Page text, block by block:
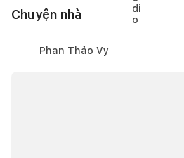
Chuyện nhà
Phan Thảo Vy